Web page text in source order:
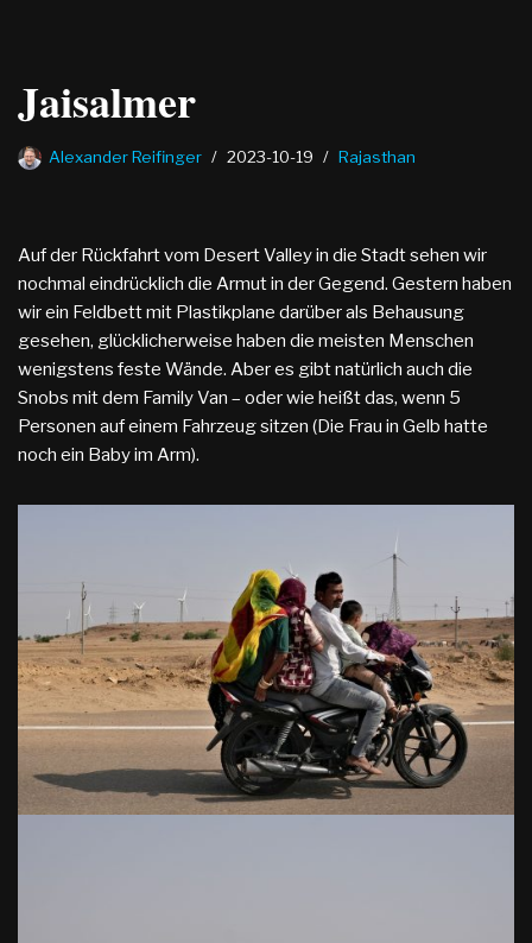
Jaisalmer
Alexander Reifinger 2023-10-19 Rajasthan
Auf der Rückfahrt vom Desert Valley in die Stadt sehen wir
nochmal eindrücklich die Armut in der Gegend. Gestern haben
wir ein Feldbett mit Plastikplane darüber als Behausung
gesehen, glücklicherweise haben die meisten Menschen
wenigstens feste Wände. Aber es gibt natürlich auch die
Snobs mit dem Family Van – oder wie heißt das, wenn 5
Personen auf einem Fahrzeug sitzen (Die Frau in Gelb hatte
noch ein Baby im Arm).